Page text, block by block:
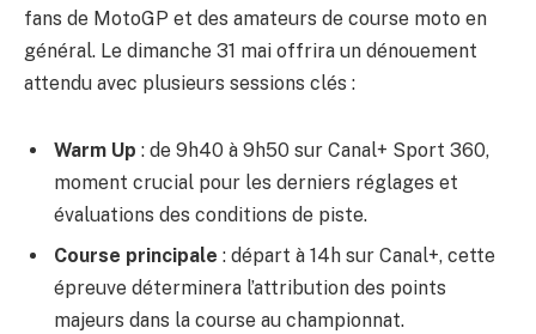
fans de MotoGP et des amateurs de course moto en
général. Le dimanche 31 mai offrira un dénouement
attendu avec plusieurs sessions clés :
Warm Up : de 9h40 à 9h50 sur Canal+ Sport 360,
moment crucial pour les derniers réglages et
évaluations des conditions de piste.
Course principale : départ à 14h sur Canal+, cette
épreuve déterminera l’attribution des points
majeurs dans la course au championnat.